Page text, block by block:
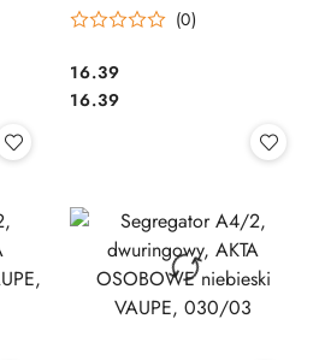
030/18
(0)
Cena:
16.39
Cena:
16.39